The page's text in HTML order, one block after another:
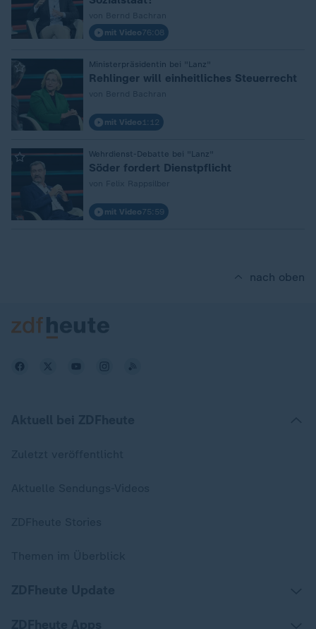
mit Video76:08
Ministerpräsidentin bei "Lanz"
Rehlinger will einheitliches Steuerrecht
mit Video 1:12
Wehrdienst-Debatte bei "Lanz"
:
Söder fordert Dienstpflicht
mit Video75:59
nach oben